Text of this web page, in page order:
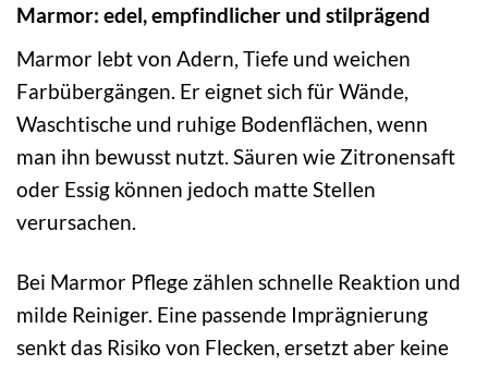
Marmor: edel, empfindlicher und stilprägend
Marmor lebt von Adern, Tiefe und weichen
Farbübergängen. Er eignet sich für Wände,
Waschtische und ruhige Bodenflächen, wenn
man ihn bewusst nutzt. Säuren wie Zitronensaft
oder Essig können jedoch matte Stellen
verursachen.
Bei Marmor Pflege zählen schnelle Reaktion und
milde Reiniger. Eine passende Imprägnierung
senkt das Risiko von Flecken, ersetzt aber keine